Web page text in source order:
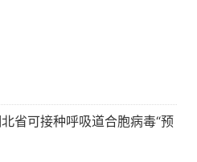
省可接种呼吸道合胞病毒“预